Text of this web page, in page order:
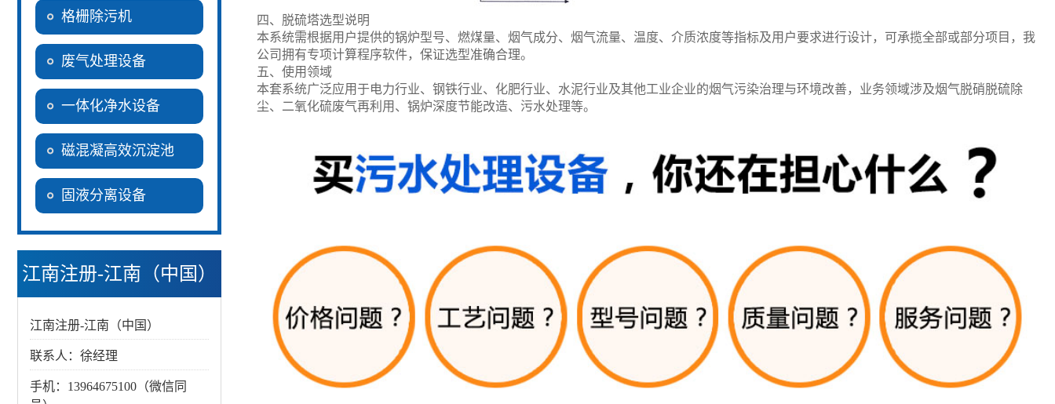
格栅除污机
废气处理设备
一体化净水设备
磁混凝高效沉淀池
固液分离设备
江南注册-江南（中国）
江南注册-江南（中国）
联系人：徐经理
手机：13964675100（微信同
四、脱硫塔选型说明
本系统需根据用户提供的锅炉型号、燃煤量、烟气成分、烟气流量、温度、介质浓度等指标及用户要求进行设计，可承揽全部或部分项目，我
公司拥有专项计算程序软件，保证选型准确合理。
五、使用领域
本套系统广泛应用于电力行业、钢铁行业、化肥行业、水泥行业及其他工业企业的烟气污染治理与环境改善，业务领域涉及烟气脱硝脱硫除
尘、二氧化硫废气再利用、锅炉深度节能改造、污水处理等。